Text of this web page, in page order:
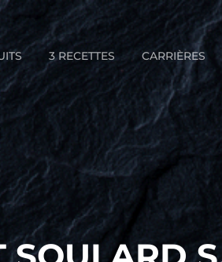
3 RECETTES CARRIÈRES